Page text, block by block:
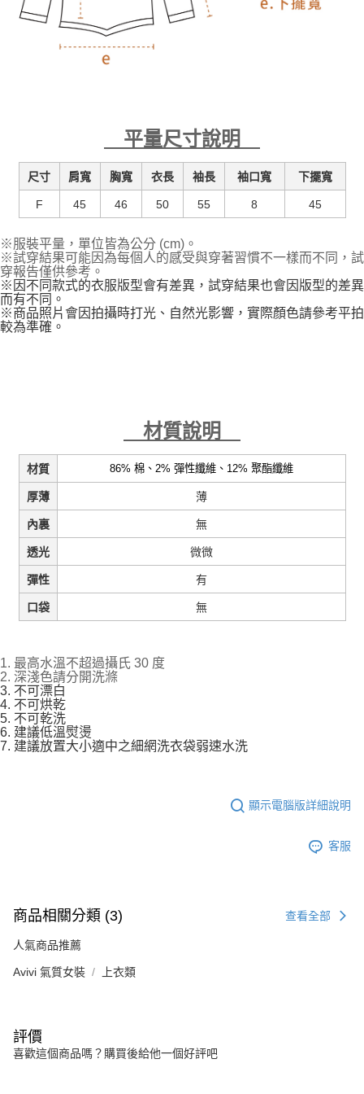
平量尺寸說明
尺寸 肩寬 胸寬 衣長 袖長 袖口寬 下擺寬
F 45 46 50 55 8 45
※服裝平量，單位皆為公分 (cm)。
※試穿結果可能因為每個人的感受與穿著習慣不一樣而不同，試
穿報告僅供參考。
※因不同款式的衣服版型會有差異，試穿結果也會因版型的差異
而有不同。
※商品照片會因拍攝時打光、自然光影響，實際顏色請參考平拍
較為準確。
材質說明
材質 86% 棉、2% 彈性纖維、12% 聚酯纖維
厚薄 薄
內裏 無
透光 微微
彈性 有
口袋 無
1. 最高水溫不超過攝氏 30 度
2. 深淺色請分開洗滌
3. 不可漂白
4. 不可烘乾
5. 不可乾洗
6. 建議低溫熨燙
7. 建議放置大小適中之細網洗衣袋弱速水洗
顯示電腦版詳細說明
客服
商品相關分類 (3) 查看全部
人氣商品推薦
Avivi 氣質女裝 上衣類
評價
喜歡這個商品嗎？購買後給他一個好評吧